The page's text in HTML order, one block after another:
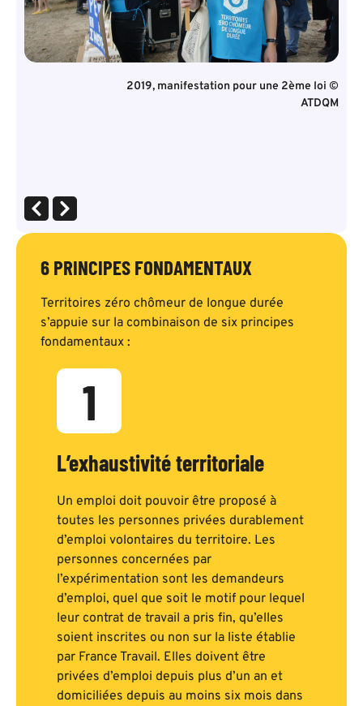
2019, manifestation pour une 2ème loi ©
ATDQM
6 PRINCIPES FONDAMENTAUX
Territoires zéro chômeur de longue durée
s’appuie sur la combinaison de six principes
fondamentaux :
1
L’exhaustivité territoriale
Un emploi doit pouvoir être proposé à
toutes les personnes privées durablement
d’emploi volontaires du territoire. Les
personnes concernées par
l’expérimentation sont les demandeurs
d’emploi, quel que soit le motif pour lequel
leur contrat de travail a pris fin, qu’elles
soient inscrites ou non sur la liste établie
par France Travail. Elles doivent être
privées d’emploi depuis plus d’un an et
domiciliées depuis au moins six mois dans